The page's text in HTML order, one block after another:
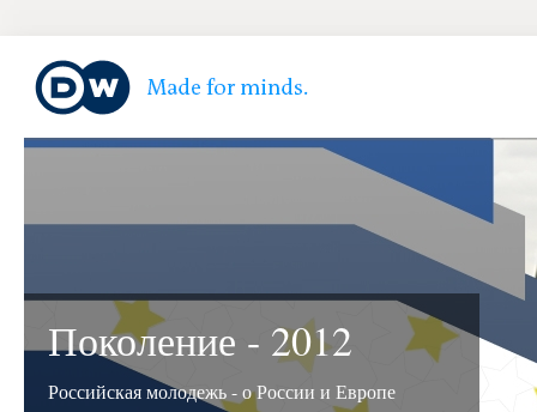
Поколение - 2012
Российская молодежь - о России и Европе